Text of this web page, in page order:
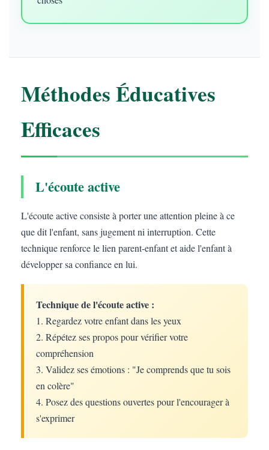
Méthodes Éducatives
Efficaces
L'écoute active
L'écoute active consiste à porter une attention pleine à ce
que dit l'enfant, sans jugement ni interruption. Cette
technique renforce le lien parent-enfant et aide l'enfant à
développer sa confiance en lui.
Technique de l'écoute active :
1. Regardez votre enfant dans les yeux
2. Répétez ses propos pour vérifier votre
compréhension
3. Validez ses émotions : "Je comprends que tu sois
en colère"
4. Posez des questions ouvertes pour l'encourager à
s'exprimer